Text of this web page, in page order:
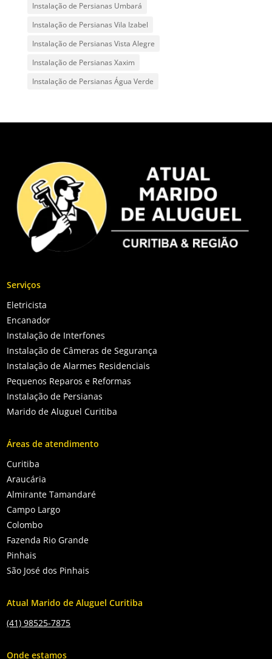
Instalação de Persianas Umbará
Instalação de Persianas Vila Izabel
Instalação de Persianas Vista Alegre
Instalação de Persianas Xaxim
Instalação de Persianas Água Verde
Serviços
Eletricista
Encanador
Instalação de Interfones
Instalação de Câmeras de Segurança
Instalação de Alarmes Residenciais
Pequenos Reparos e Reformas
Instalação de Persianas
Marido de Aluguel Curitiba
Áreas de atendimento
Curitiba
Araucária
Almirante Tamandaré
Campo Largo
Colombo
Fazenda Rio Grande
Pinhais
São José dos Pinhais
Atual Marido de Aluguel Curitiba
(41) 98525-7875
Onde estamos